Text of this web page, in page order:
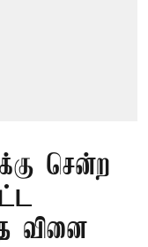
சென்ற
வினை